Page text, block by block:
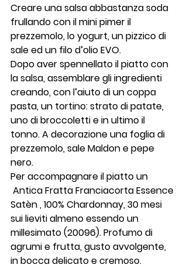
Creare una salsa abbastanza soda
frullando con il mini pimer il
prezzemolo, lo yogurt, un pizzico di
sale ed un filo d’olio EVO.
Dopo aver spennellato il piatto con
la salsa, assemblare gli ingredienti
creando, con l’aiuto di un coppa
pasta, un tortino: strato di patate,
uno di broccoletti e in ultimo il
tonno. A decorazione una foglia di
prezzemolo, sale Maldon e pepe
nero.
Per accompagnare il piatto un
Antica Fratta Franciacorta Essence
Satèn , 100% Chardonnay, 30 mesi
sui lieviti almeno essendo un
millesimato (20096). Profumo di
agrumi e frutta, gusto avvolgente,
in bocca delicato e cremoso.